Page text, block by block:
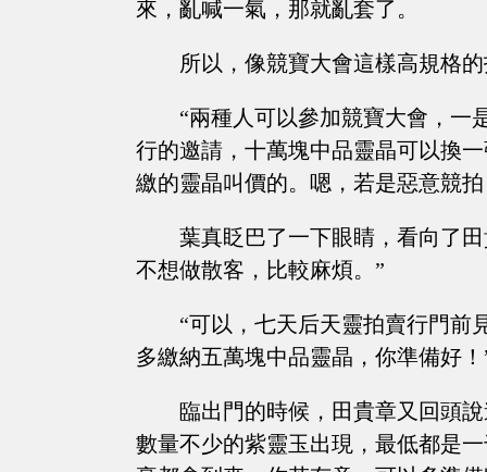
來，亂喊一氣，那就亂套了。
所以，像競寶大會這樣高規格
“兩種人可以參加競寶大會，一
行的邀請，十萬塊中品靈晶可以換
繳的靈晶叫價的。嗯，若是惡意競
葉真眨巴了一下眼睛，看向了
不想做散客，比較麻煩。”
“可以，七天后天靈拍賣行門前
多繳納五萬塊中品靈晶，你準備好！
臨出門的時候，田貴章又回頭
數量不少的紫靈玉出現，最低都是